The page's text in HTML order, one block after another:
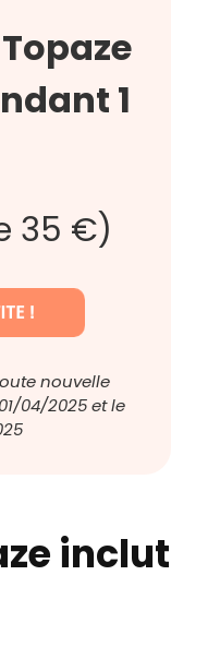
1
35 €)
nouvelle
04/2025 et le
inclut